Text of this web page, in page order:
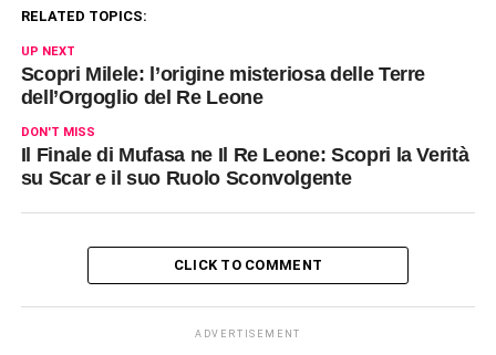
RELATED TOPICS:
UP NEXT
Scopri Milele: l’origine misteriosa delle Terre
dell’Orgoglio del Re Leone
DON'T MISS
Il Finale di Mufasa ne Il Re Leone: Scopri la Verità
su Scar e il suo Ruolo Sconvolgente
CLICK TO COMMENT
ADVERTISEMENT